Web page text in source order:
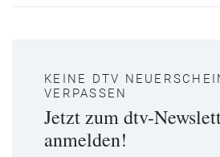
KEINE DTV
VERPASSEN
Jetzt zum dtv-
anmelden!